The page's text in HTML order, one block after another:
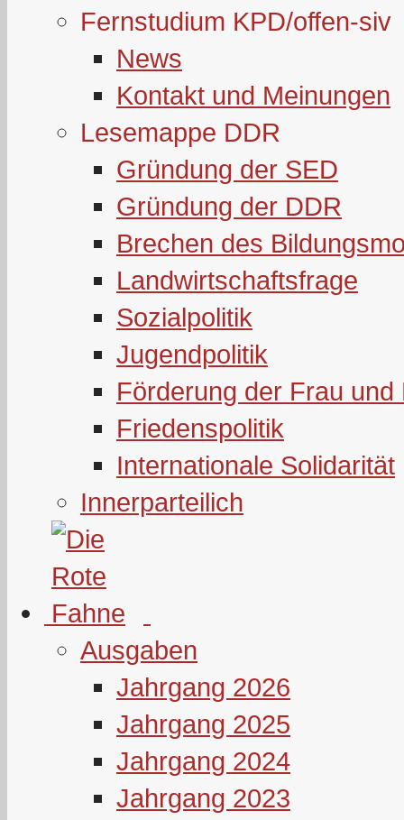
Fernstudium KPD/offen-siv
News
Kontakt und Meinungen
Lesemappe DDR
Gründung der SED
Gründung der DDR
Brechen des
Landwirtschaftsfrage
Sozialpolitik
Jugendpolitik
Förderung der Frau und
Friedenspolitik
Internationale Solidarität
Innerparteilich
Ausgaben
Jahrgang 2026
Jahrgang 2025
Jahrgang 2024
Jahrgang 2023